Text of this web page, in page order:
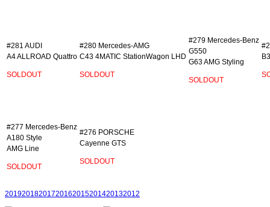
#281 AUDI
A4 ALLROAD Quattro
SOLDOUT
#280 Mercedes‐AMG
C43 4MATIC StationWagon LHD
SOLDOUT
#279 Mercedes‐Benz
G550
G63 AMG Styling
SOLDOUT
#277 Mercedes‐Benz
A180 Style
AMG Line
SOLDOUT
#276 PORSCHE
Cayenne GTS
SOLDOUT
20192018201720162015201420132012